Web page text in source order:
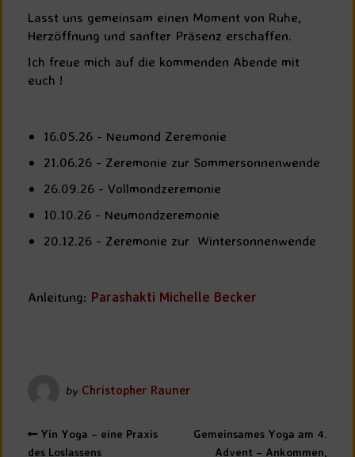
Lasst uns gemeinsam einen Moment von Ruhe,
Herzöffnung und sanfter Präsenz erschaffen.
Ich freue mich auf die kommenden Abende mit
euch !
16.05.26 - Neumond Zeremonie
21.06.26 - Zeremonie zur Sommersonnenwende
26.09.26 - Vollmondzeremonie
10.10.26 - Neumondzeremonie
20.12.26 - Zeremonie zur Wintersonnenwende
Anleitung: Parashakti Michelle Becker
by Christopher Rauner
Yin Yoga – eine Praxis
des Loslassens
Gemeinsames Yoga am 4.
Advent – Ankommen,